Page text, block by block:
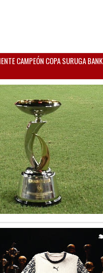
CAMPEÓN COPA SURUGA BANK